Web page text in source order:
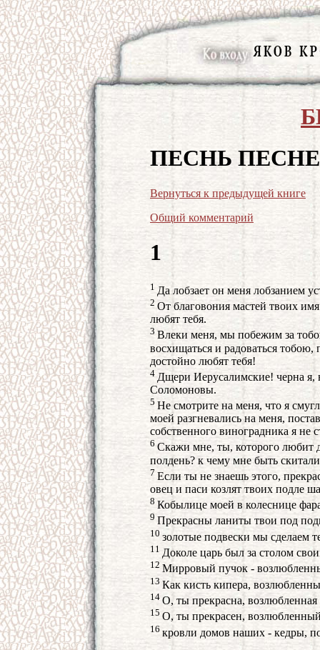
ПЕСНЬ
Вернуться к предыдущей книге
Общий комментарий
1
1 Да лобзает он меня лобзанием
2 От благовония мастей твоих
любят тебя.
3 Влеки меня, мы побежим за
восхищаться и радоваться
достойно любят тебя!
4 Дщери Иерусалимские! черна я,
Соломоновы.
5 Не смотрите на меня, что я
моей разгневались на меня,
собственного виноградника я не
6 Скажи мне, ты, которого любит
полдень? к чему мне быть
7 Если ты не знаешь этого,
овец и паси козлят твоих подле
8 Кобылице моей в колеснице
9 Прекрасны ланиты твои под
10 золотые подвески мы сделаем
11 Доколе царь был за столом
12 Мирровый пучок -
13 Как кисть кипера,
14 О, ты прекрасна,
15 О, ты прекрасен,
16 кровли домов наших - кедры,